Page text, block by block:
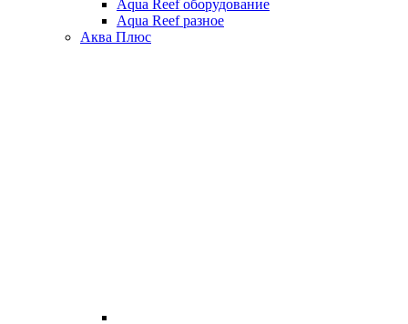
Aqua Reef оборудование
Aqua Reef разное
Аква Плюс